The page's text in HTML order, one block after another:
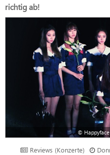
richtig ab!
©
Reviews (Konzerte)